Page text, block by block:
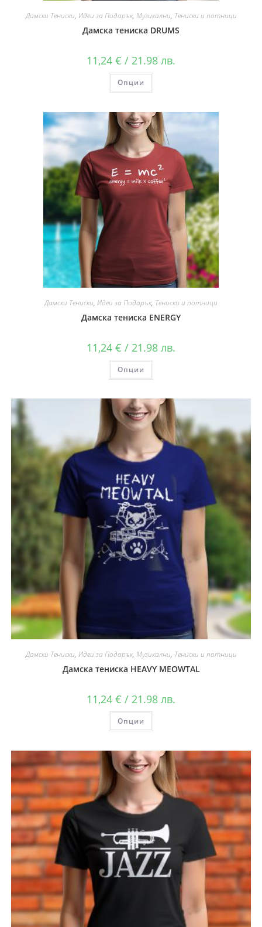
Дамски Тениски, Идеи за Подарък, Музикални, Тениски и потници
Дамска тениска DRUMS
11,24 € / 21.98 лв.
Опции
Дамски Тениски, Идеи за Подарък, Тениски и потници
Дамска тениска ENERGY
11,24 € / 21.98 лв.
Опции
Дамски Тениски, Идеи за Подарък, Музикални, Тениски и потници
Дамска тениска HEAVY MEOWTAL
11,24 € / 21.98 лв.
Опции